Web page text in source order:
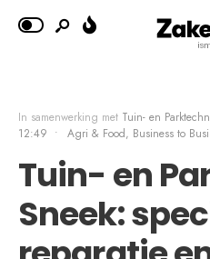
In samenwerking met Tuin- en
12:49 • Agri & Food, Business to
Tuin- en
Sneek: